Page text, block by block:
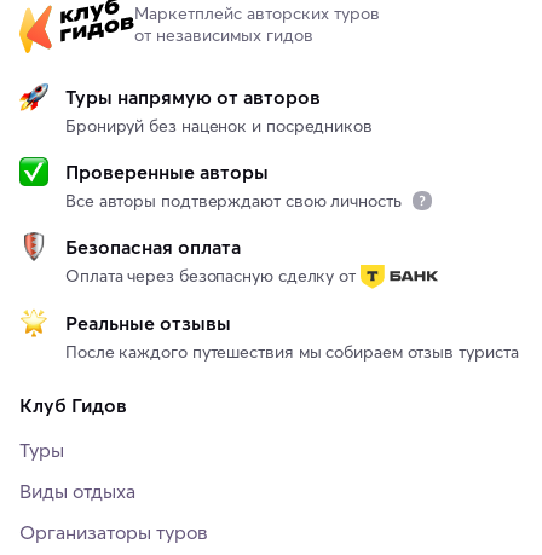
Маркетплейс авторских туров
от независимых гидов
Туры напрямую от авторов
Бронируй без наценок и посредников
Проверенные авторы
Все авторы подтверждают свою личность
Безопасная оплата
Оплата через безопасную сделку от
Реальные отзывы
После каждого путешествия мы собираем отзыв туриста
Клуб Гидов
Туры
Виды отдыха
Организаторы туров